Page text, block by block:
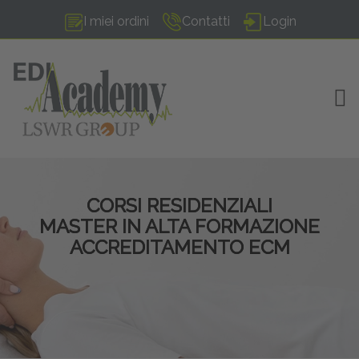
I miei ordini Contatti Login
CORSI RESIDENZIALI
MASTER IN ALTA FORMAZIONE
ACCREDITAMENTO ECM